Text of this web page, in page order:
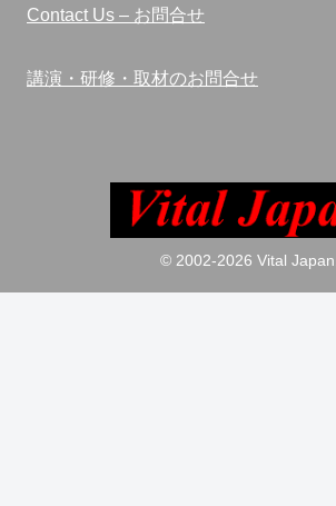
Contact Us – お問合せ
講演・研修・取材のお問合せ
© 2002-2026 Vital Japan.